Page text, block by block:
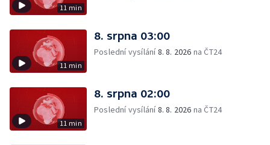
11 min
11 min
8. srpna 03:00
Poslední vysílání8. 8. 2026 na ČT24
11 min
8. srpna 02:00
Poslední vysílání8. 8. 2026 na ČT24